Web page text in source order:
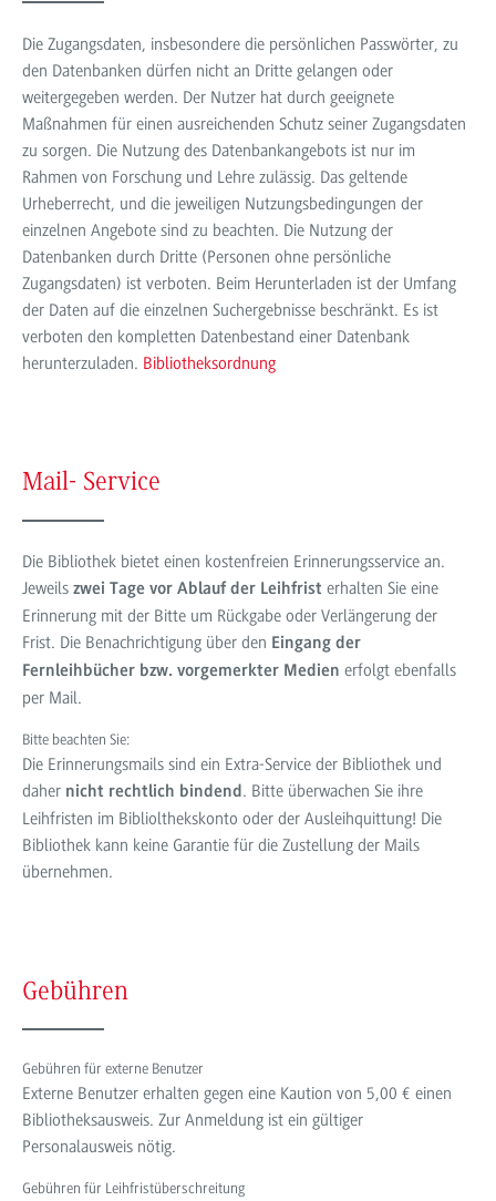
Die Zugangsdaten, insbesondere die persönlichen Passwörter, zu
den Datenbanken dürfen nicht an Dritte gelangen oder
weitergegeben werden. Der Nutzer hat durch geeignete
Maßnahmen für einen ausreichenden Schutz seiner Zugangsdaten
zu sorgen. Die Nutzung des Datenbankangebots ist nur im
Rahmen von Forschung und Lehre zulässig. Das geltende
Urheberrecht, und die jeweiligen Nutzungsbedingungen der
einzelnen Angebote sind zu beachten. Die Nutzung der
Datenbanken durch Dritte (Personen ohne persönliche
Zugangsdaten) ist verboten. Beim Herunterladen ist der Umfang
der Daten auf die einzelnen Suchergebnisse beschränkt. Es ist
verboten den kompletten Datenbestand einer Datenbank
herunterzuladen. Bibliotheksordnung
Mail- Service
Die Bibliothek bietet einen kostenfreien Erinnerungsservice an.
Jeweilszwei Tage vor Ablauf der Leihfrist erhalten Sie eine
Erinnerung mit der Bitte um Rückgabe oder Verlängerung der
Frist. Die Benachrichtigung über den Eingang der
Fernleihbücher bzw. vorgemerkter Medien erfolgt ebenfalls
per Mail.
Bitte beachten Sie:
Die Erinnerungsmails sind ein Extra-Service der Bibliothek und
daher nicht rechtlich bindend. Bitte überwachen Sie ihre
Leihfristen im Bibliolthekskonto oder der Ausleihquittung! Die
Bibliothek kann keine Garantie für die Zustellung der Mails
übernehmen.
Gebühren
Gebühren für externe Benutzer
Externe Benutzer erhalten gegen eine Kaution von 5,00 € einen
Bibliotheksausweis. Zur Anmeldung ist ein gültiger
Personalausweis nötig.
Gebühren für Leihfristüberschreitung